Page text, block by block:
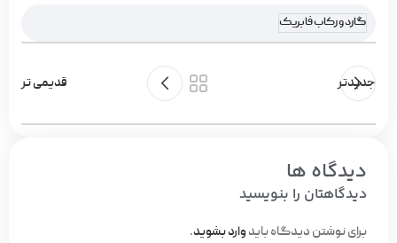
گارد و رکاب فابریک
جدیدتر قدیمی تر
دیدگاه ها
دیدگاهتان را بنویسید
برای نوشتن دیدگاه باید وارد بشوید.